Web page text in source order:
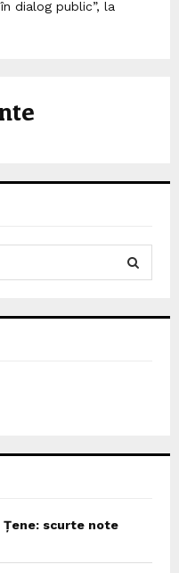
dialog public”, la
Țene: scurte note